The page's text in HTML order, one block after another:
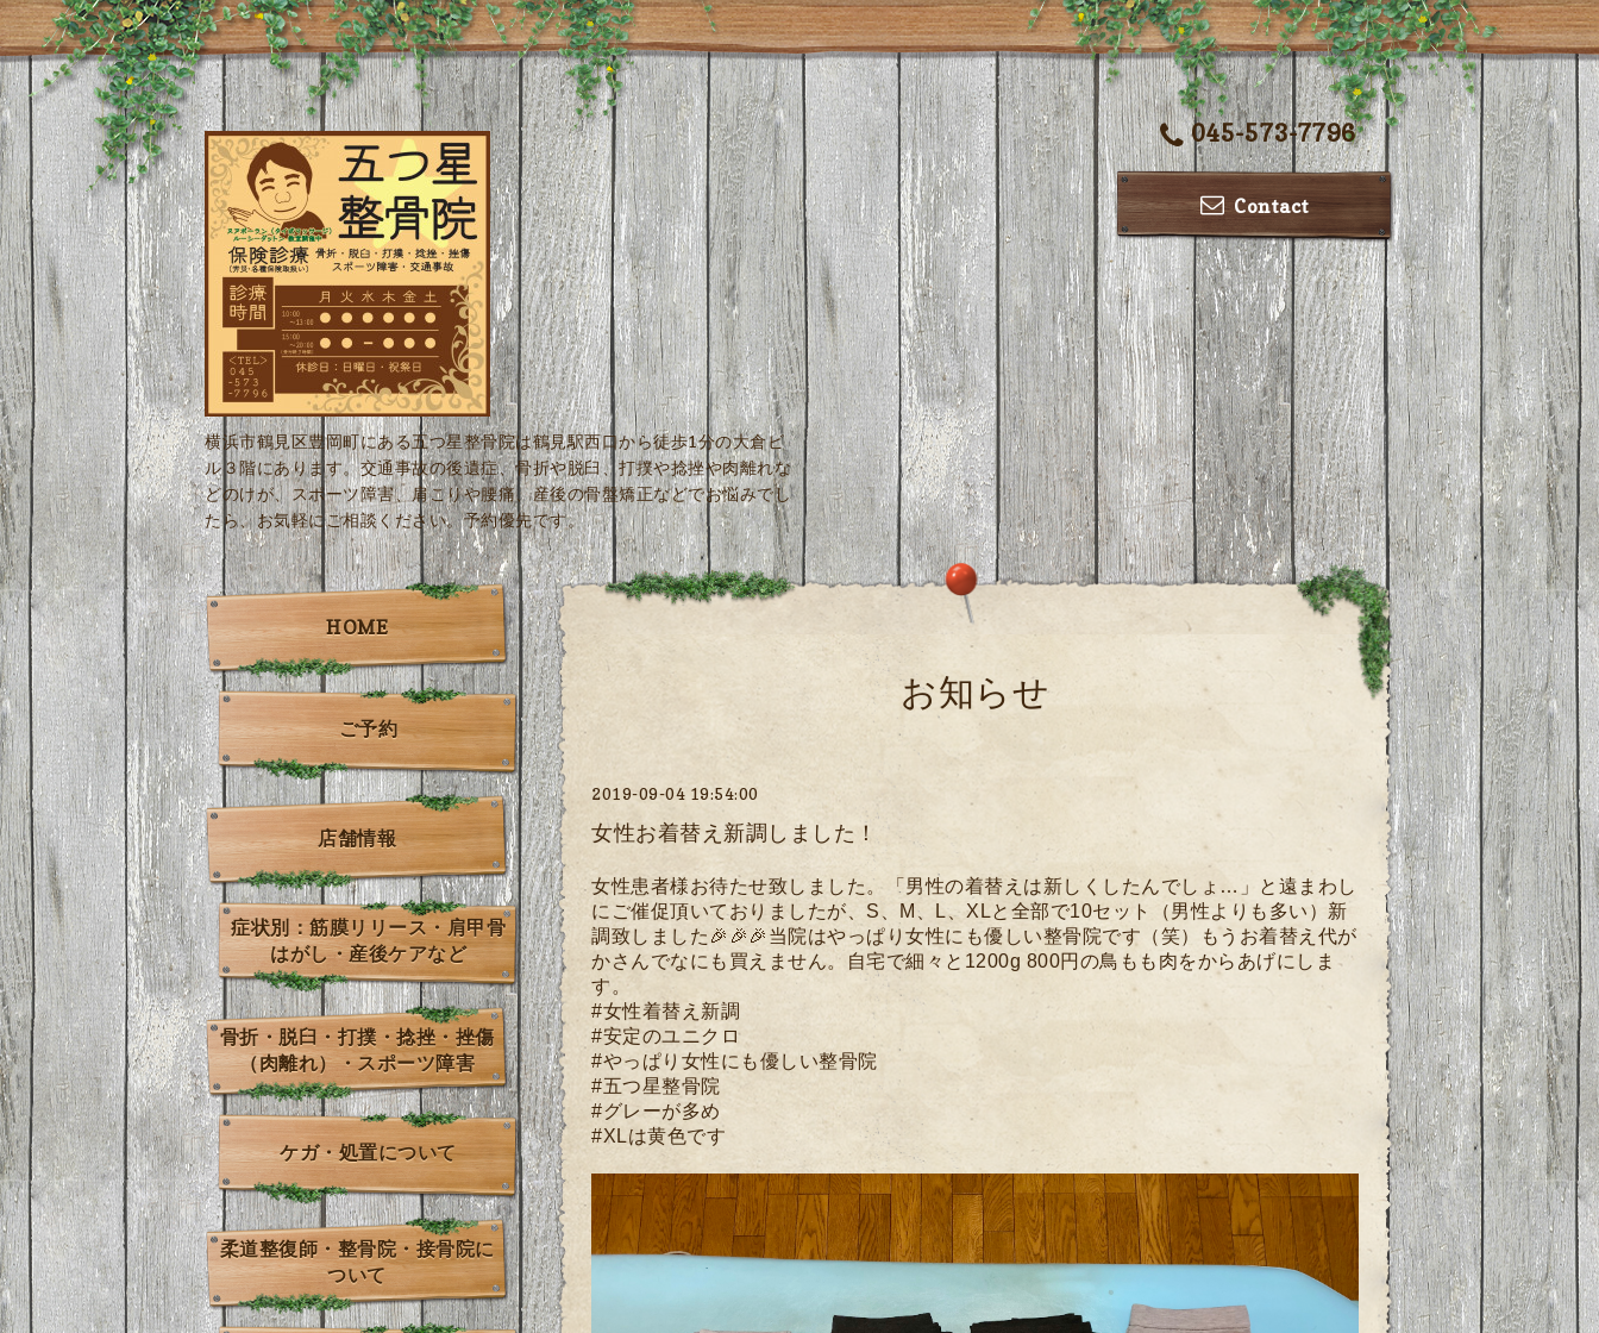
045-573-7796
Contact
横浜市鶴見区豊岡町にある五つ星整骨院は鶴見駅西口から徒歩1分の大倉ビ
ル３階にあります。交通事故の後遺症、骨折や脱臼、打撲や捻挫や肉離れな
どのけが、スポーツ障害、肩こりや腰痛、産後の骨盤矯正などでお悩みでし
たら、お気軽にご相談ください。予約優先です。
お知らせ
2019-09-04 19:54:00
女性お着替え新調しました！
女性患者様お待たせ致しました。「男性の着替えは新しくしたんでしょ…」と遠まわし
にご催促頂いておりましたが、S、M、L、XLと全部で10セット（男性よりも多い）新
調致しました🎉🎉🎉当院はやっぱり女性にも優しい整骨院です（笑）もうお着替え代が
かさんでなにも買えません。自宅で細々と1200g 800円の鳥もも肉をからあげにしま
す。
#女性着替え新調
#安定のユニクロ
#やっぱり女性にも優しい整骨院
#五つ星整骨院
#グレーが多め
#XLは黄色です
HOME
ご予約
店舗情報
症状別：筋膜リリース・肩甲骨
はがし・産後ケアなど
骨折・脱臼・打撲・捻挫・挫傷
（肉離れ）・スポーツ障害
ケガ・処置について
柔道整復師・整骨院・接骨院に
ついて